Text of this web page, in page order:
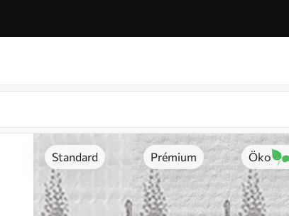
Standard Prémium Öko